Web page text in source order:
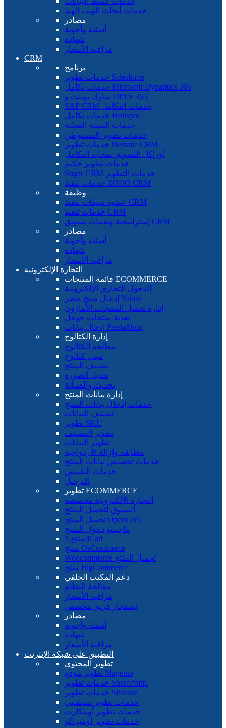
خدمات أبحاث الويب الهند
مصادر
أسئلة وأجوبة
شهادة
مراقبة الأسعار
CRM
برنامج
خدمات تطوير Salesforce
خدمات تكامل Microsoft Dynamics 365
شارك بوينت و Office 365
SAP CRM خدمات التكامل
خدمات تكامل Hubspot.
خدمات التنمية الفعلية
خدمات تطوير المستوطن
خدمات تطوير Netsuite CRM
أوراكل التسويق سحابة التكامل
خدمات تطوير حكيم
Sugar CRM خدمات التطوير
خدمات تنفيذ ZOHO CRM
وظيفة
عملية مبيعات تنفيذ CRM
خدمات تنفيذ CRM
إستراتيجية وتقنيات تسويق CRM
مصادر
أسئلة وأجوبة
شهادة
مراقبة الأسعار
التجارة الإلكترونية
قائمة المنتجات ECOMMERCE
الدخول التجاري الإلكترونية
إدخال منتج متجر Yahoo
إدارة تحميل المنتجات الأمازون
تغذية منتجات جوجل
إدخال بيانات PrestaShop
إدارة الكتالوج
معالجة الكتالوج
مبنى كتالوج
تصنيف المنتج
تعديل الصوره
تحديث والصيانة
إدارة بيانات المنتج
خدمات إدخال بيانات المنتج
تصنيف البيانات
تطوير SKU
تطوير التصنيف
تطهير البيانات
مطابقة وإزالة الازدواجية
خدمات تخصيص بيانات المنتج
خدمات التقييس
الترحيل
تطوير ECOMMERCE
التجارة الإلكترونية مخصصة
التسوق لتحميل المنتج
تحميل المنتج OpenCart.
ماجينتو دخول المنتج
منتج 3dCart
منتج OsCommerce
Woocommerce تحميل المنتج
منتج BigCommerce
دعم المكتب الخلفي
معالجة النظام
مراقبة الأسعار
استئجار فريق مخصص
مصادر
أسئلة وأجوبة
شهادة
مراقبة الأسعار
التطبيق على شبكة الإنترنت
تطوير المحتوى
تطوير موقع Magento
خدمات تطوير SharePoint.
خدمات تطوير Sitecore
خدمات تطوير سيتفيتي
خدمات تطوير أوبنكارت
خدمات تطوير أومبراكو